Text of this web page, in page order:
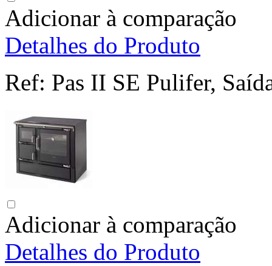
Adicionar à comparação
Detalhes do Produto
Ref: Pas II SE Pulifer,
Adicionar à comparação
Detalhes do Produto